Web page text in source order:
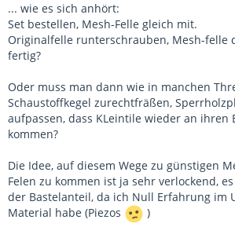
... wie es sich anhört:
Set bestellen, Mesh-Felle gleich mit.
Originalfelle runterschrauben, Mesh-felle
fertig?
Oder muss man dann wie in manchen
Schaustoffkegel zurechtfräßen,
aufpassen, dass KLeintile wieder an ihren
kommen?
Die Idee, auf diesem Wege zu günstigen
Felen zu kommen ist ja sehr verlockend,
der Bastelanteil, da ich Null Erfahrung im
Material habe (Piezos
)